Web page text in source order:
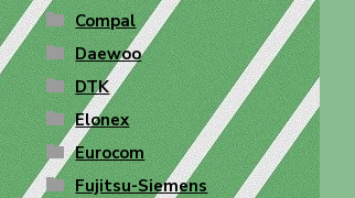
Compal
Daewoo
DTK
Elonex
Eurocom
Fujitsu-Siemens